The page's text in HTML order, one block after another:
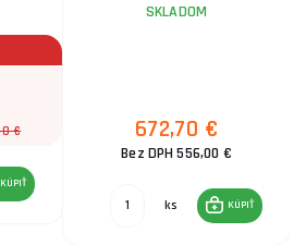
€
KÚPIŤ
SKLADOM
672,70 €
Bez DPH 556,00 €
ks KÚPIŤ